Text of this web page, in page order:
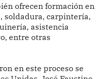
ofrecen formación en
soldadura, carpintería,
asistencia
entre otras
en este proceso se